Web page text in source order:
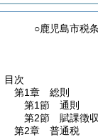
○鹿児島市税
目次
第1章
総則
第1節
通則
第2節
賦課徴
第2章
普通税